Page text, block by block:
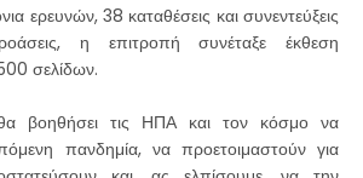
ερευνών, 38 καταθέσεις και συνεντεύξεις
η επιτροπή συνέταξε έκθεση
σελίδων.
βοηθήσει τις ΗΠΑ και τον κόσμο να
πανδημία, να προετοιμαστούν για